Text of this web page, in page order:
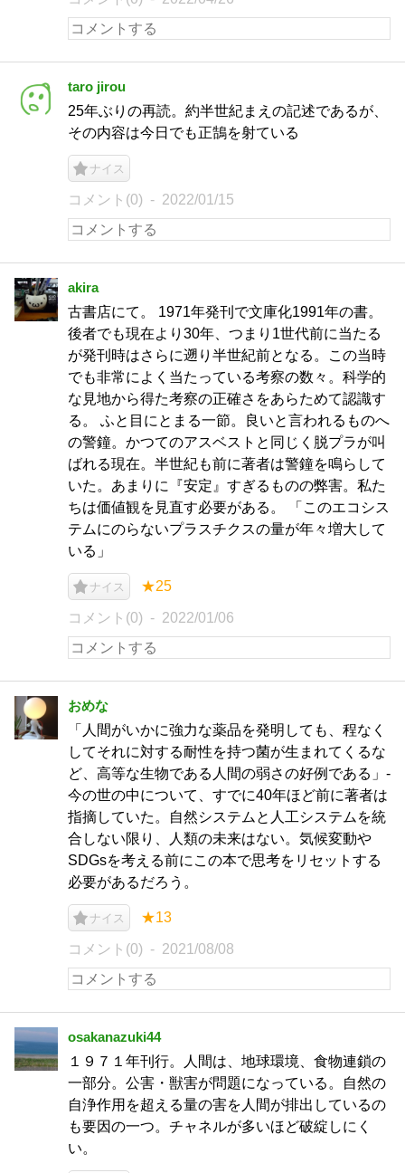
taro jirou
25年ぶりの再読。約半世紀まえの記述であるが、
その内容は今日でも正鵠を射ている
ナイス
コメント(0) 2022/01/15
akira
古書店にて。 1971年発刊で文庫化1991年の書。
後者でも現在より30年、つまり1世代前に当たる
が発刊時はさらに遡り半世紀前となる。この当時
でも非常によく当たっている考察の数々。科学的
な見地から得た考察の正確さをあらためて認識す
る。 ふと目にとまる一節。良いと言われるものへ
の警鐘。かつてのアスベストと同じく脱プラが叫
ばれる現在。半世紀も前に著者は警鐘を鳴らして
いた。あまりに『安定』すぎるものの弊害。私た
ちは価値観を見直す必要がある。 「このエコシス
テムにのらないプラスチクスの量が年々増大して
いる」
ナイス ★25
コメント(0) 2022/01/06
おめな
「人間がいかに強力な薬品を発明しても、程なく
してそれに対する耐性を持つ菌が生まれてくるな
ど、高等な生物である人間の弱さの好例である」-
今の世の中について、すでに40年ほど前に著者は
指摘していた。自然システムと人工システムを統
合しない限り、人類の未来はない。気候変動や
SDGsを考える前にこの本で思考をリセットする
必要があるだろう。
ナイス ★13
コメント(0) 2021/08/08
osakanazuki44
１９７１年刊行。人間は、地球環境、食物連鎖の
一部分。公害・獣害が問題になっている。自然の
自浄作用を超える量の害を人間が排出しているの
も要因の一つ。チャネルが多いほど破綻しにく
い。